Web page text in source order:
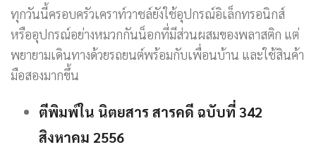
ทุกวันนี้ครอบครัวเคราท์วาชล์ยังใช้อุปกรณ์อิเล็กทรอนิกส์
หรืออุปกรณ์อย่างหมวกกันน็อกที่มีส่วนผสมของพลาสติก แต่
พยายามเดินทางด้วยรถยนต์พร้อมกับเพื่อนบ้าน และใช้สินค้า
มือสองมากขึ้น
ตีพิมพ์ใน นิตยสาร สารคดี ฉบับที่ 342
สิงหาคม 2556